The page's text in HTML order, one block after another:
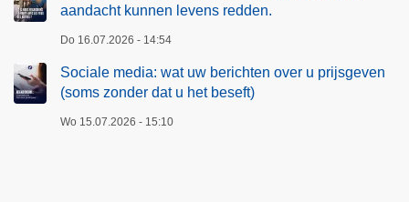
aandacht kunnen levens redden.
Do 16.07.2026 - 14:54
Sociale media: wat uw berichten over u prijsgeven
(soms zonder dat u het beseft)
Wo 15.07.2026 - 15:10